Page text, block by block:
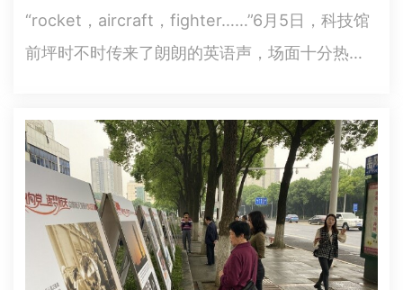
“rocket，aircraft，fighter……”6月5日，科技馆
前坪时不时传来了朗朗的英语声，场面十分热
余名孩子在为参观科技馆做准备。在科技辅导员
的带领下，孩子们依次参观了航天航空展展厅，